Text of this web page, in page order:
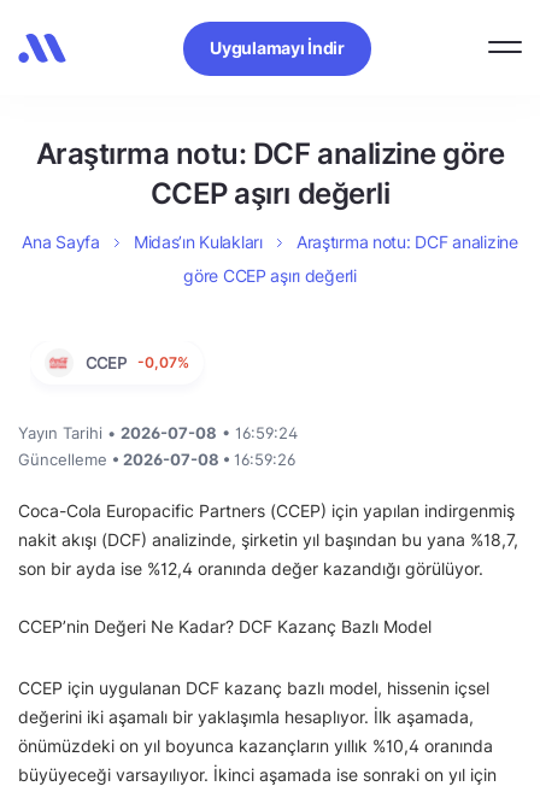
Uygulamayı İndir
Araştırma notu: DCF analizine göre
CCEP aşırı değerli
Ana Sayfa Midas’ın Kulakları
Araştırma notu: DCF analizine
göre CCEP aşırı değerli
CCEP -0,07%
Yayın Tarihi • 2026-07-08 • 16:59:24
Güncelleme • 2026-07-08 • 16:59:26
Coca-Cola Europacific Partners (CCEP) için yapılan indirgenmiş
nakit akışı (DCF) analizinde, şirketin yıl başından bu yana %18,7,
son bir ayda ise %12,4 oranında değer kazandığı görülüyor.
CCEP’nin Değeri Ne Kadar? DCF Kazanç Bazlı Model
CCEP için uygulanan DCF kazanç bazlı model, hissenin içsel
değerini iki aşamalı bir yaklaşımla hesaplıyor. İlk aşamada,
önümüzdeki on yıl boyunca kazançların yıllık %10,4 oranında
büyüyeceği varsayılıyor. İkinci aşamada ise sonraki on yıl için